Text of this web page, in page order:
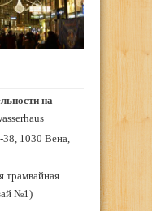
на
1030 Вена,
трамвайная
№1)